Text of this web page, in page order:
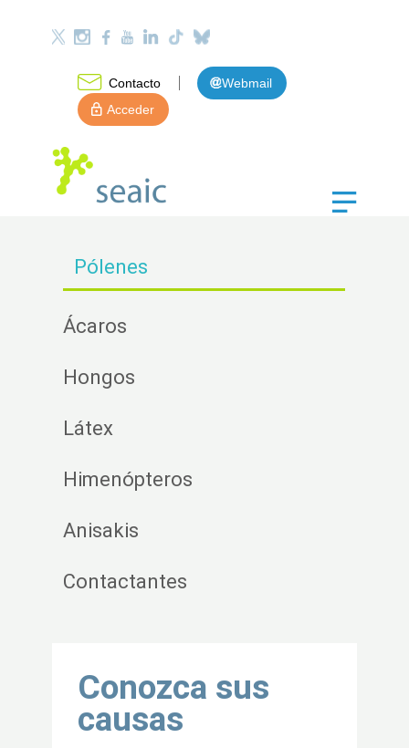
Contacto
Webmail
Acceder
Pólenes
Ácaros
Hongos
Látex
Himenópteros
Anisakis
Contactantes
Conozca sus
causas